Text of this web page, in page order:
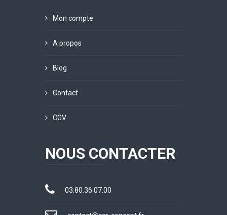
Mon compte
A propos
Blog
Contact
CGV
NOUS CONTACTER
03.80.36.07.00